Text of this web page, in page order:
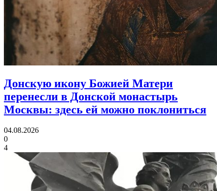
Донскую икону Божией Матери
перенесли в Донской монастырь
Москвы: здесь ей можно поклониться
04.08.2026
0
4